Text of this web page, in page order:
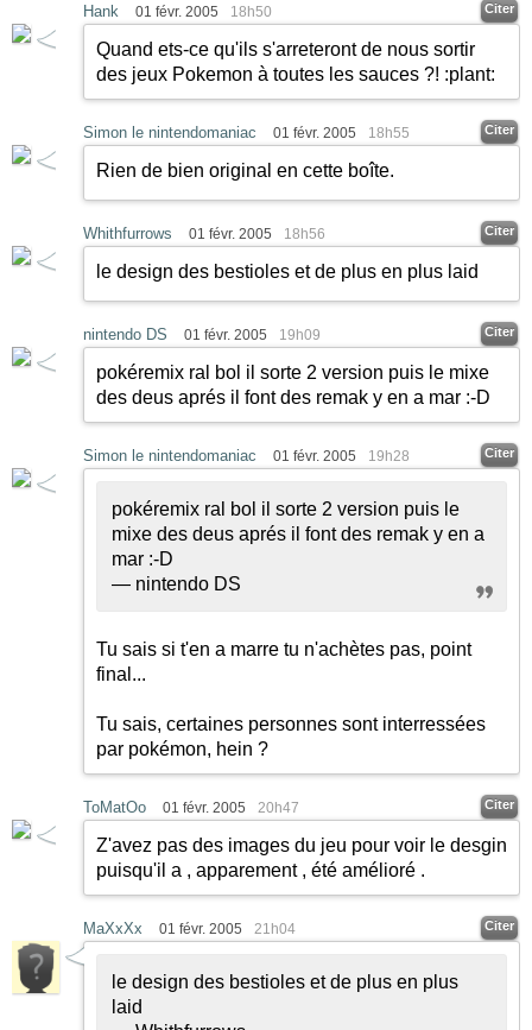
Hank 01 févr. 2005 18h50 Citer
Quand ets-ce qu'ils s'arreteront de nous sortir
des jeux Pokemon à toutes les sauces ?! :plant:
Simon le nintendomaniac 01 févr. 2005 18h55 Citer
Rien de bien original en cette boîte.
Whithfurrows 01 févr. 2005 18h56 Citer
le design des bestioles et de plus en plus laid
nintendo DS 01 févr. 2005 19h09 Citer
pokéremix ral bol il sorte 2 version puis le mixe
des deus aprés il font des remak y en a mar :-D
Simon le nintendomaniac 01 févr. 2005 19h28 Citer
pokéremix ral bol il sorte 2 version puis le
mixe des deus aprés il font des remak y en a
mar :-D
— nintendo DS
Tu sais si t'en a marre tu n'achètes pas, point
final...
Tu sais, certaines personnes sont interressées
par pokémon, hein ?
ToMatOo 01 févr. 2005 20h47 Citer
Z'avez pas des images du jeu pour voir le desgin
puisqu'il a , apparement , été amélioré .
MaXxXx 01 févr. 2005 21h04 Citer
le design des bestioles et de plus en plus
laid